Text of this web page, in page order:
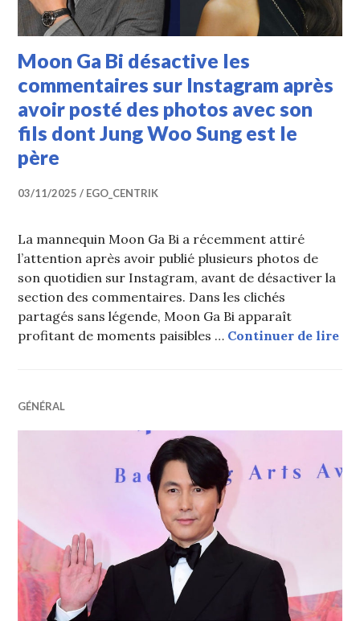
Moon Ga Bi désactive les
commentaires sur Instagram après
avoir posté des photos avec son
fils dont Jung Woo Sung est le
père
03/11/2025 EGO_CENTRIK
La mannequin Moon Ga Bi a récemment attiré
l’attention après avoir publié plusieurs photos de
son quotidien sur Instagram, avant de désactiver la
section des commentaires. Dans les clichés
partagés sans légende, Moon Ga Bi apparaît
profitant de moments paisibles … Continuer de lire
GÉNÉRAL